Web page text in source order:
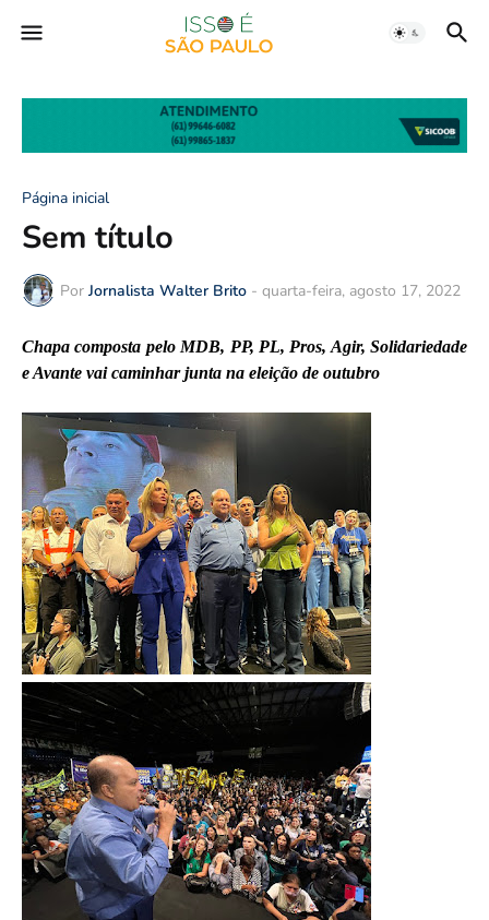
Página inicial
Sem título
Por Jornalista Walter Brito - quarta-feira, agosto 17, 2022
Chapa composta pelo MDB, PP, PL, Pros, Agir, Solidariedade
e Avante vai caminhar junta na eleição de outubro